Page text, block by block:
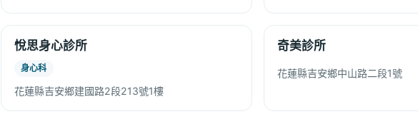
悅思身心診所
身心科
花蓮縣吉安鄉建國路2段213號1樓
奇美診所
花蓮縣吉安鄉中山路二段1號